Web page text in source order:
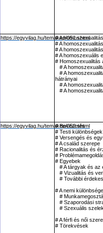
https://egyvilag.hu/temakep/051.shtml
# A
# A
# A
# A homoszexuális
# Homoszexualitás
# A
# A
hátrányai
# A
# A
https://egyvilag.hu/temakep/052.shtml
# Bevezetés
# Testi különbségek
# Versengés és
# A család szerepe
# Racionalitás és
#
# Egyebek
# A tárgyak és az
# Vizualitás és
# További
# A nemi
#
# Szaporodási
# Szexuális
# A férfi és női
# Törekvések